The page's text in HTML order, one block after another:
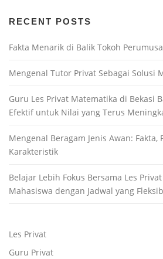
RECENT POSTS
Fakta Menarik di Balik Tokoh
Mengenal Tutor Privat Sebagai Solusi
Guru Les Privat Matematika di Bekasi
Efektif untuk Nilai yang Terus
Mengenal Beragam Jenis Awan: Fakta,
Karakteristik
Belajar Lebih Fokus Bersama Les
Mahasiswa dengan Jadwal yang
Les Privat
Guru Privat